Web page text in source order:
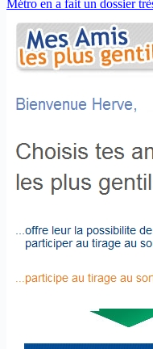
Métro en a fait un dossier